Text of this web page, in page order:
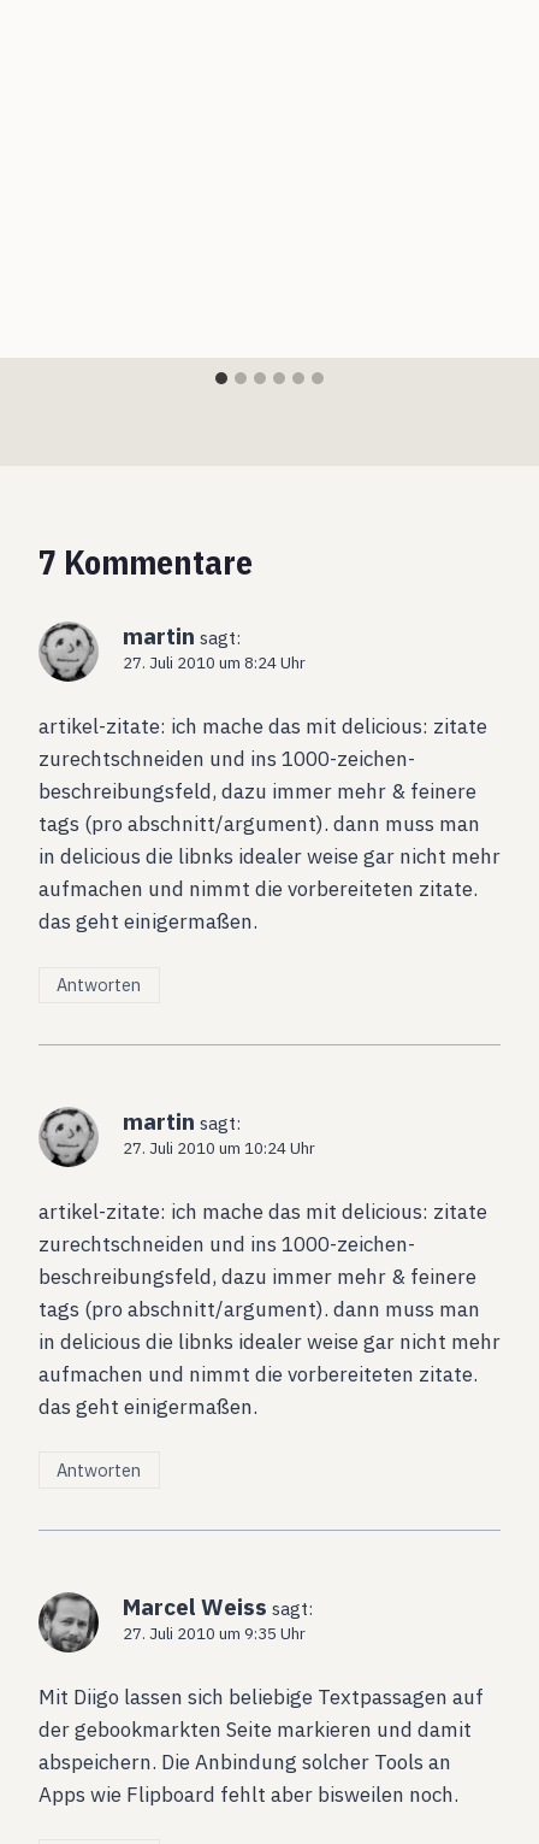
7 Kommentare
martin sagt:
27. Juli 2010 um 8:24 Uhr
artikel-zitate: ich mache das mit delicious: zitate
zurechtschneiden und ins 1000-zeichen-
beschreibungsfeld, dazu immer mehr & feinere
tags (pro abschnitt/argument). dann muss man
in delicious die libnks idealer weise gar nicht mehr
aufmachen und nimmt die vorbereiteten zitate.
das geht einigermaßen.
Antworten
martin sagt:
27. Juli 2010 um 10:24 Uhr
artikel-zitate: ich mache das mit delicious: zitate
zurechtschneiden und ins 1000-zeichen-
beschreibungsfeld, dazu immer mehr & feinere
tags (pro abschnitt/argument). dann muss man
in delicious die libnks idealer weise gar nicht mehr
aufmachen und nimmt die vorbereiteten zitate.
das geht einigermaßen.
Antworten
Marcel Weiss sagt:
27. Juli 2010 um 9:35 Uhr
Mit Diigo lassen sich beliebige Textpassagen auf
der gebookmarkten Seite markieren und damit
abspeichern. Die Anbindung solcher Tools an
Apps wie Flipboard fehlt aber bisweilen noch.